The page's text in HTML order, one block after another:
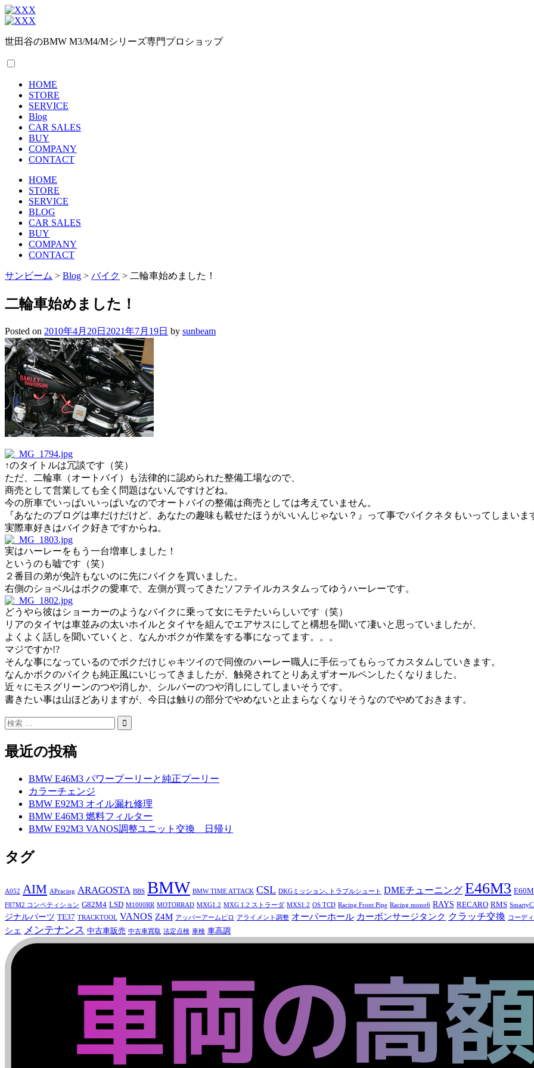
世田谷のBMW M3/M4/Mシリーズ専門プロショップ
HOME
STORE
SERVICE
Blog
CAR SALES
BUY
COMPANY
CONTACT
HOME
STORE
SERVICE
BLOG
CAR SALES
BUY
COMPANY
CONTACT
サンビーム > Blog > バイク > 二輪車始めました！
二輪車始めました！
Posted on 2010年4月20日 2021年7月19日 by sunbeam
↑のタイトルは冗談です（笑）
ただ、二輪車（オートバイ）も法律的に認められた整備工場なので、
商売として営業しても全く問題はないんですけどね。
今の所車でいっぱいいっぱいなのでオートバイの整備は商売としては考えていません。
『あなたのブログは車だけだけど、あなたの趣味も載せたほうがいいんじゃない？』って事でバイクネタもいってしまいま
実際車好きはバイク好きですからね。
実はハーレーをもう一台増車しました！
というのも嘘です（笑）
２番目の弟が免許もないのに先にバイクを買いました。
右側のショベルはボクの愛車で、左側が買ってきたソフテイルカスタムってゆうハーレーです。
どうやら彼はショーカーのようなバイクに乗って女にモテたいらしいです（笑）
リアのタイヤは車並みの太いホイルとタイヤを組んでエアサスにしてと構想を聞いて凄いと思っていましたが、
よくよく話しを聞いていくと、なんかボクが作業をする事になってます。。。
マジですか!?
そんな事になっているのでボクだけじゃキツイので同僚のハーレー職人に手伝ってもらってカスタムしていきます。
なんかボクのバイクも純正風にいじってきましたが、触発されてとりあえずオールペンしたくなりました。
近々にモスグリーンのつや消しか、シルバーのつや消しにしてしまいそうです。
書きたい事は山ほどありますが、今日は触りの部分でやめないと止まらなくなりそうなのでやめておきます。
最近の投稿
BMW E46M3 パワープーリーと純正プーリー
カラーチェンジ
BMW E92M3 オイル漏れ修理
BMW E46M3 燃料フィルター
BMW E92M3 VANOS調整ユニット交換 日帰り
タグ
A052 AIM APracing ARAGOSTA BBS BMW BMW TIME ATTACK CSL DKGミッション､トラブルシュート DMEチューニング E46M3
F87M2 コンペティション G82M4 LSD M1000RR MOTORRAD MXG1.2 MXG 1.2 ストラーダ MXS1.2 OS TCD Racing Front Pipe Racing mono6 RAYS RECARO RMS
ジナルパーツ TE37 TRACKTOOL VANOS Z4M アッパーアームピロ アライメント調整 オーバーホール カーボンサージタンク クラッチ交換 コーデ
シェ メンテナンス 中古車販売 中古車買取 法定点検 車検 車高調